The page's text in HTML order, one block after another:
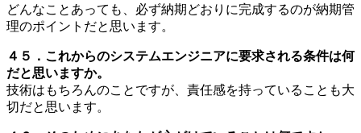
どんなことあっても、必ず納期どおりに完成するのが納期管
理のポイントだと思います。
４５．これからのシステムエンジニアに要求される条件は何
だと思いますか。
技術はもちろんのことですが、責任感を持っていることも大
切だと思います。